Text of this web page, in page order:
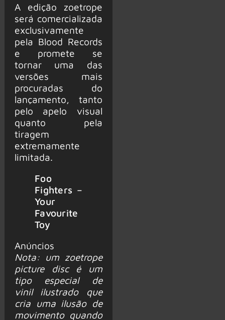
A edição zoetrope
será comercializada
exclusivamente
pela Blood Records
e promete se
tornar uma das
versões mais
procuradas do
lançamento, tanto
pelo apelo visual
quanto pela
tiragem
extremamente
limitada.
Foo
Fighters –
Your
Favourite
Toy
Anúncios
Nota: um zoetrope
picture disc é um
tipo especial de
vinil ilustrado que
cria uma ilusão de
movimento quando